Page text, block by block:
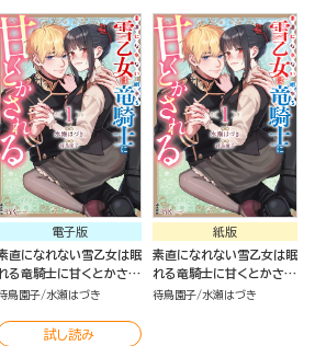
電子版
直になれない雪乙女は眠
る竜騎士に甘くとかされ
コミック版 （1）
鳥園子 水瀬はづき
試し読み
紙版
素直になれない雪乙女は眠
れる竜騎士に甘くとかされ
る（１）
待鳥園子 水瀬はづき